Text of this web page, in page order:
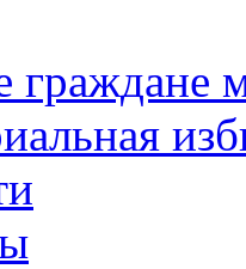
граждане